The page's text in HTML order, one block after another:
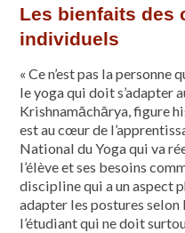
Les bienfaits des
individuels
« Ce n’est pas la personne
le yoga qui doit s’adapter
Krishnamāchārya, figure
est au cœur de
National du Yoga qui va
l’élève et ses besoins
discipline qui a un aspect
adapter les postures
l’étudiant qui ne doit